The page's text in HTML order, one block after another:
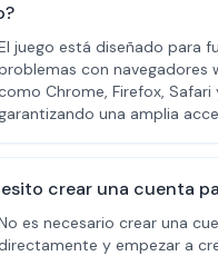
juego está diseñado para
con navegadores
Chrome, Firefox, Safari
una amplia
crear una cuenta
es necesario crear una
y empezar a